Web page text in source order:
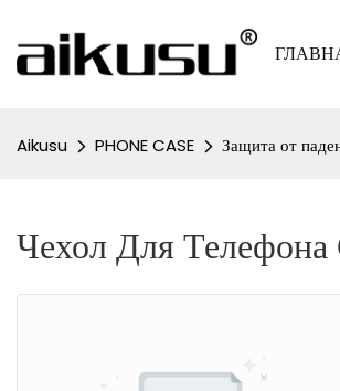
Aikusu PHONE CASE Защита от
Чехол Для